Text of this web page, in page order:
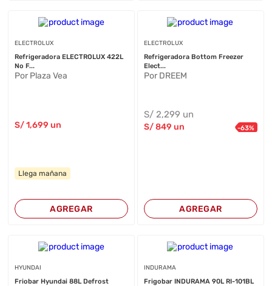
ELECTROLUX
Refrigeradora ELECTROLUX 422L
No F...
Por Plaza Vea
S/1,699 un
Llega mañana
AGREGAR
ELECTROLUX
Refrigeradora Bottom Freezer
Elect...
Por DREEM
S/ 2,299 un
S/849 un -63%
AGREGAR
HYUNDAI
Friobar Hyundai 88L Defrost
INDURAMA
Frigobar INDURAMA 90L RI-101BL